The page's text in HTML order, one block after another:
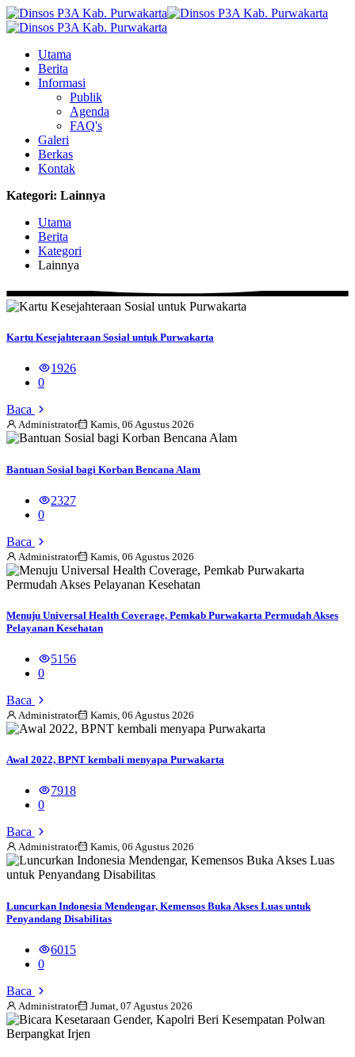
Utama
Berita
Informasi
Publik
Agenda
FAQ's
Galeri
Berkas
Kontak
Kategori: Lainnya
Utama
Berita
Kategori
Lainnya
Kartu Kesejahteraan Sosial untuk Purwakarta
1926
0
Baca
Administrator Kamis, 06 Agustus 2026
Bantuan Sosial bagi Korban Bencana Alam
2327
0
Baca
Administrator Kamis, 06 Agustus 2026
Menuju Universal Health Coverage, Pemkab Purwakarta Permudah Akses
Pelayanan Kesehatan
5156
0
Baca
Administrator Kamis, 06 Agustus 2026
Awal 2022, BPNT kembali menyapa Purwakarta
7918
0
Baca
Administrator Kamis, 06 Agustus 2026
Luncurkan Indonesia Mendengar, Kemensos Buka Akses Luas untuk
Penyandang Disabilitas
6015
0
Baca
Administrator Jumat, 07 Agustus 2026